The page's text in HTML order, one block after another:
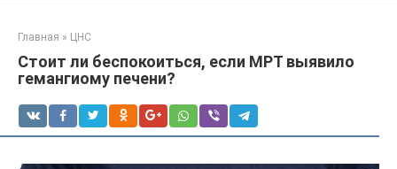
Главная » ЦНС
Стоит ли беспокоиться, если МРТ выявило
гемангиому печени?